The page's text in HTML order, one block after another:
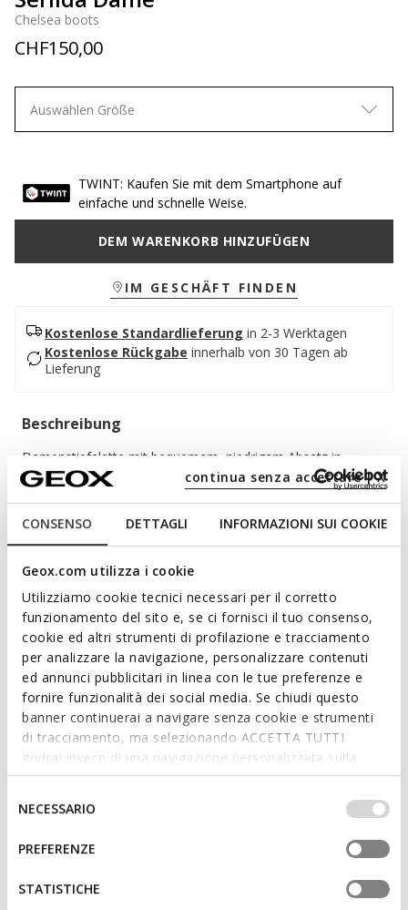
CONSENSO DETTAGLI INFORMAZIONI SUI COOKIE
Geox.com utilizza i cookie
Utilizziamo cookie tecnici necessari per il corretto
funzionamento del sito e, se ci fornisci il tuo consenso,
cookie ed altri strumenti di profilazione e tracciamento
per analizzare la navigazione, personalizzare contenuti
ed annunci pubblicitari in linea con le tue preferenze e
fornire funzionalità dei social media. Se chiudi questo
banner continuerai a navigare senza cookie e strumenti
di tracciamento, ma selezionando ACCETTA TUTTI
godrai invece di una navigazione personalizzata sulla
base dei tuoi gusti ed interessi. Selezionando
IMPOSTAZIONI potrai anche scegliere quali cookies ed
altri strumenti di tracciamento autorizzare. Per maggiori
informazioni o per modificare in qualsiasi momento le
tue impostazioni, visita la nostra
del
consenso
NECESSARIO
PREFERENZE
STATISTICHE
continua senza accettare | X
Chelsea boots
CHF150,00
Auswählen Größe
TWINT: Kaufen Sie mit dem Smartphone auf
einfache und schnelle Weise.
DEM WARENKORB HINZUFÜGEN
IM GESCHÄFT FINDEN
Kostenlose Standardlieferung in 2-3 Werktagen
Kostenlose Rückgabe innerhalb von 30 Tagen ab
Lieferung
Beschreibung
Damenstiefelette mit bequemem, niedrigem Absatz in
zeitlosem, aber trendigem Design. Der Oberschuh besteht
einer klassischen schwarzen Variante. Serilda ist von morgens
PRODUKTCODE:D66WYA04340C9999
Eigenschaften
Schnelles und einfaches Anziehen
Absatzhöhe: 3,5 cm / 1,4"
Verschluss mit elastischem Schnürsenkel und
Reißverschluss
gemessen an Schuhgröße 37 EU
Materialien